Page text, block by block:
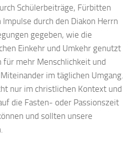
Schülerbeiträge, Fürbitten
durch den Diakon Herrn
gegeben, wie die
Einkehr und Umkehr genutzt
für mehr Menschlichkeit und
im täglichen Umgang.
nur im christlichen Kontext und
die Fasten- oder Passionszeit
und sollten unsere